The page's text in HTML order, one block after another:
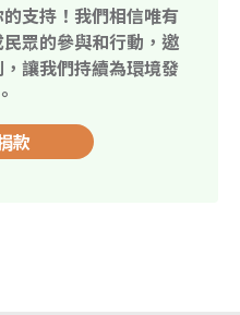
支持！我們相信唯有
眾的參與和行動，邀
讓我們持續為環境發
款